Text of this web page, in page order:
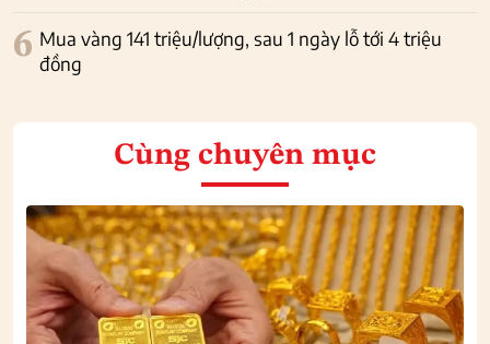
6 Mua vàng 141 triệu/lượng, sau 1 ngày lỗ tới 4 triệu
đồng
Cùng chuyên mục